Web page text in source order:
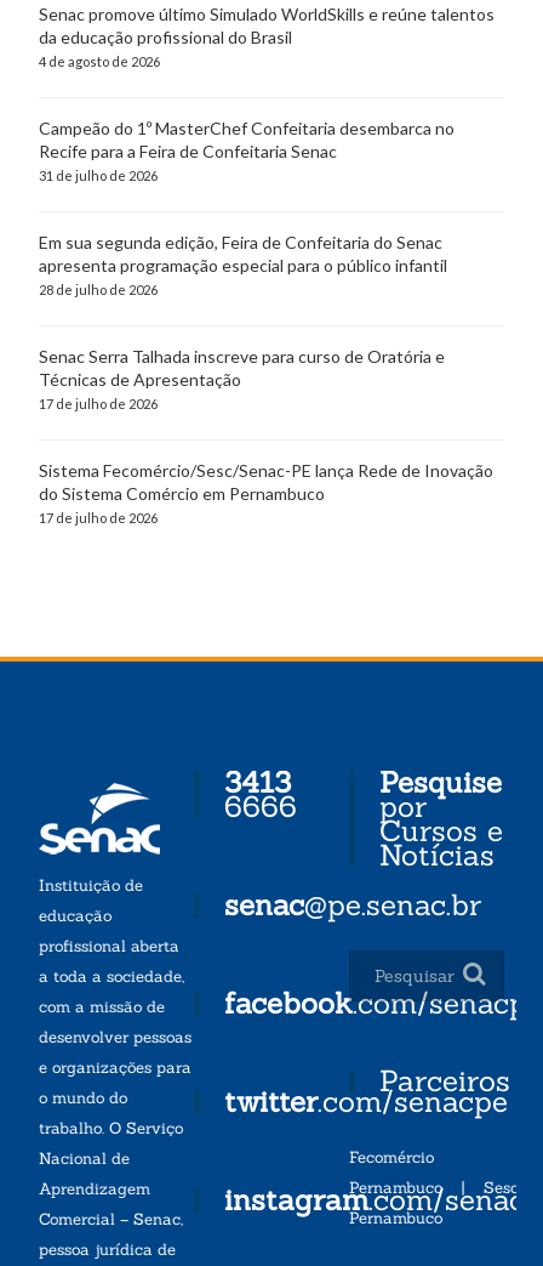
Senac promove último Simulado WorldSkills e reúne talentos
da educação profissional do Brasil
4 de agosto de 2026
Campeão do 1º MasterChef Confeitaria desembarca no
Recife para a Feira de Confeitaria Senac
31 de julho de 2026
Em sua segunda edição, Feira de Confeitaria do Senac
apresenta programação especial para o público infantil
28 de julho de 2026
Senac Serra Talhada inscreve para curso de Oratória e
Técnicas de Apresentação
17 de julho de 2026
Sistema Fecomércio/Sesc/Senac-PE lança Rede de Inovação
do Sistema Comércio em Pernambuco
17 de julho de 2026
Instituição de
educação
profissional aberta
a toda a sociedade,
com a missão de
desenvolver pessoas
e organizações para
o mundo do
trabalho. O Serviço
Nacional de
Aprendizagem
Comercial – Senac,
pessoa jurídica de
3413
6666
senac@pe.senac.br
facebook.com/senacpe
twitter.com/senacpe
instagram.com/
Pesquise
por
Cursos e
Notícias
Parceiros
Fecomércio
Pernambuco| Sesc
Pernambuco